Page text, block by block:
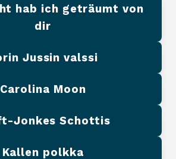
hab ich geträumt von
dir
Jussin valssi
Carolina Moon
Jonkes Schottis
Kallen polkka